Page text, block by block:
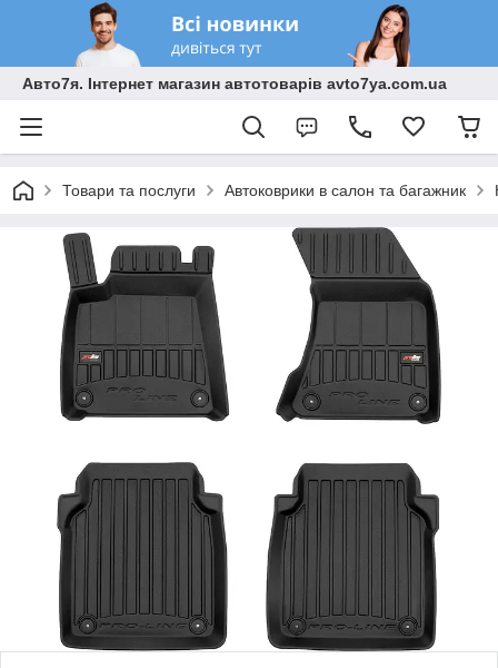
Авто7я. Інтернет магазин автотоварів avto7ya.com.ua
Товари та послуги Автоковрики в салон та багажник